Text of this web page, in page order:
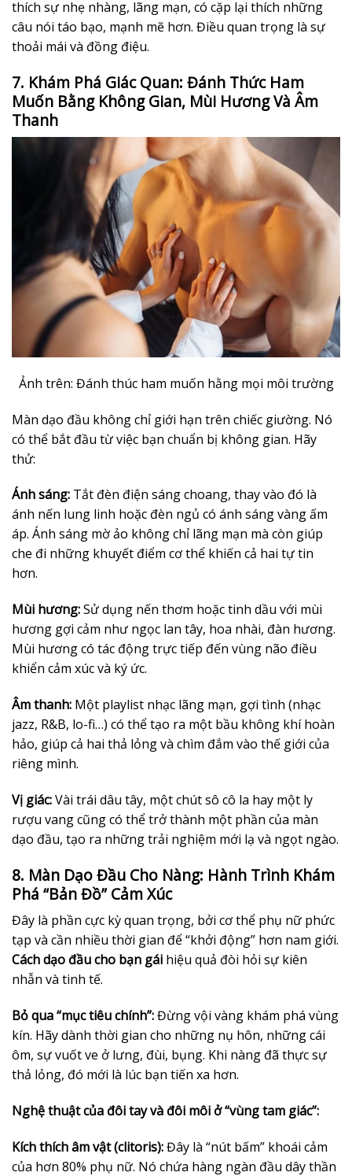
thích sự nhẹ nhàng, lãng mạn, có cặp lại thích những
câu nói táo bạo, mạnh mẽ hơn. Điều quan trọng là sự
thoải mái và đồng điệu.
7. Khám Phá Giác Quan: Đánh Thức Ham
Muốn Bằng Không Gian, Mùi Hương Và Âm
Thanh
Ảnh trên: Đánh thúc ham muốn hằng mọi môi trường
Màn dạo đầu không chỉ giới hạn trên chiếc giường. Nó
có thể bắt đầu từ việc bạn chuẩn bị không gian. Hãy
thử:
Ánh sáng: Tắt đèn điện sáng choang, thay vào đó là
ánh nến lung linh hoặc đèn ngủ có ánh sáng vàng ấm
áp. Ánh sáng mờ ảo không chỉ lãng mạn mà còn giúp
che đi những khuyết điểm cơ thể khiến cả hai tự tin
hơn.
Mùi hương:Sử dụng nến thơm hoặc tinh dầu với mùi
hương gợi cảm như ngọc lan tây, hoa nhài, đàn hương.
Mùi hương có tác động trực tiếp đến vùng não điều
khiển cảm xúc và ký ức.
Âm thanh: Một playlist nhạc lãng mạn, gợi tình (nhạc
jazz, R&B, lo-fi…) có thể tạo ra một bầu không khí hoàn
hảo, giúp cả hai thả lỏng và chìm đắm vào thế giới của
riêng mình.
Vị giác:Vài trái dâu tây, một chút sô cô la hay một ly
rượu vang cũng có thể trở thành một phần của màn
dạo đầu, tạo ra những trải nghiệm mới lạ và ngọt ngào.
8. Màn Dạo Đầu Cho Nàng: Hành Trình Khám
Phá “Bản Đồ” Cảm Xúc
Đây là phần cực kỳ quan trọng, bởi cơ thể phụ nữ phức
tạp và cần nhiều thời gian để “khởi động” hơn nam giới.
Cách dạo đầu cho bạn gái hiệu quả đòi hỏi sự kiên
nhẫn và tinh tế.
Bỏ qua “mục tiêu chính”:Đừng vội vàng khám phá vùng
kín. Hãy dành thời gian cho những nụ hôn, những cái
ôm, sự vuốt ve ở lưng, đùi, bụng. Khi nàng đã thực sự
thả lỏng, đó mới là lúc bạn tiến xa hơn.
Nghệ thuật của đôi tay và đôi môi ở “vùng tam giác”:
Kích thích âm vật (clitoris):Đây là “nút bấm” khoái cảm
của hơn 80% phụ nữ. Nó chứa hàng ngàn đầu dây thần